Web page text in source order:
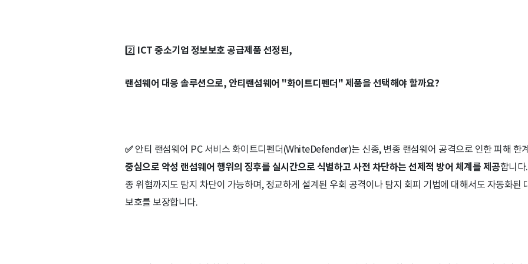
2️⃣ ICT 중소기업 정보보호 공급제품 선정된,
랜섬웨어 대응 솔루션으로, 안티랜섬웨어 "화이트디펜더" 제품을 선택해야 할까요?
✅ 안티 랜섬웨어 PC 서비스 화이트디펜더(WhiteDefender)는 신종, 변종 랜섬웨어 공격으로 인한 피해 한
중심으로 악성 랜섬웨어 행위의 징후를 실시간으로 식별하고 사전 차단하는 선제적 방어 체계를 제공합니
종 위협까지도 탐지 차단이 가능하며, 정교하게 설계된 우회 공격이나 탐지 회피 기법에 대해서도 자동화된
보호를 보장합니다.